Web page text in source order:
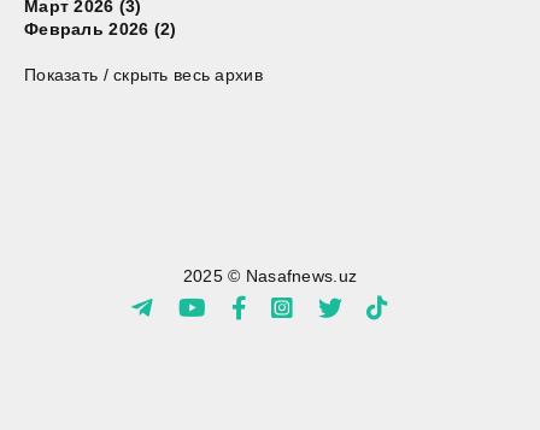
Март 2026 (3)
Февраль 2026 (2)
Показать / скрыть весь архив
2025 © Nasafnews.uz